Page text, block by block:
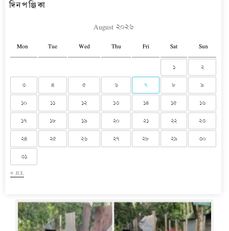
দিনপঞ্জিকা
August ২০২৬
Mon Tue Wed Thu Fri Sat Sun
« JUL
১ ২
৩ ৪ ৫ ৬ ৭ ৮ ৯
১০ ১১ ১২ ১৩ ১৪ ১৫ ১৬
১৭ ১৮ ১৯ ২০ ২১ ২২ ২৩
২৪ ২৫ ২৬ ২৭ ২৮ ২৯ ৩০
৩১